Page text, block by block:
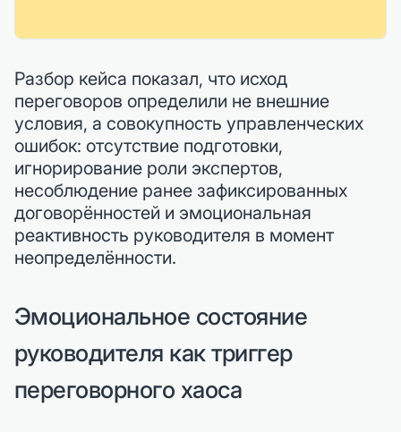
Разбор кейса показал, что исход
переговоров определили не внешние
условия, а совокупность управленческих
ошибок: отсутствие подготовки,
игнорирование роли экспертов,
несоблюдение ранее зафиксированных
договорённостей и эмоциональная
реактивность руководителя в момент
неопределённости.
Эмоциональное состояние
руководителя как триггер
переговорного хаоса